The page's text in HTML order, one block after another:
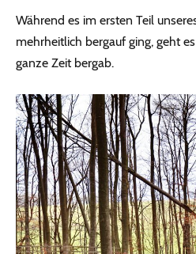
Während es im ersten Teil
mehrheitlich bergauf ging, geht
ganze Zeit bergab.